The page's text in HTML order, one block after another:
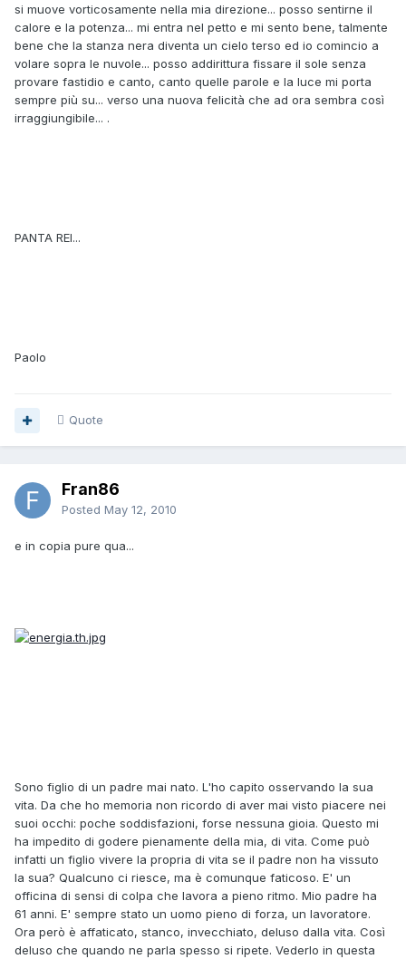
si muove vorticosamente nella mia direzione... posso sentirne il
calore e la potenza... mi entra nel petto e mi sento bene, talmente
bene che la stanza nera diventa un cielo terso ed io comincio a
volare sopra le nuvole... posso addirittura fissare il sole senza
provare fastidio e canto, canto quelle parole e la luce mi porta
sempre più su... verso una nuova felicità che ad ora sembra così
irraggiungibile... .
PANTA REI...
Paolo
Quote
Fran86
Posted May 12, 2010
e in copia pure qua...
Sono figlio di un padre mai nato. L'ho capito osservando la sua
vita. Da che ho memoria non ricordo di aver mai visto piacere nei
suoi occhi: poche soddisfazioni, forse nessuna gioia. Questo mi
ha impedito di godere pienamente della mia, di vita. Come può
infatti un figlio vivere la propria di vita se il padre non ha vissuto
la sua? Qualcuno ci riesce, ma è comunque faticoso. E' un
officina di sensi di colpa che lavora a pieno ritmo. Mio padre ha
61 anni. E' sempre stato un uomo pieno di forza, un lavoratore.
Ora però è affaticato, stanco, invecchiato, deluso dalla vita. Così
deluso che quando ne parla spesso si ripete. Vederlo in questa